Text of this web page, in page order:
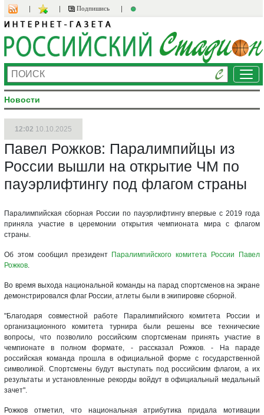
Подпишись
Новости
12:02 10.10.2025
Павел Рожков: Паралимпийцы из
России вышли на открытие ЧМ по
пауэрлифтингу под флагом страны
Паралимпийская сборная России по пауэрлифтингу впервые с 2019 года
приняла участие в церемонии открытия чемпионата мира с флагом
страны.
Об этом сообщил президент Паралимпийского комитета России
Павел
Рожков.
Во время выхода национальной команды на парад спортсменов на экране
демонстрировался флаг России, атлеты были в экипировке сборной.
"Благодаря совместной работе Паралимпийского комитета России и
организационного комитета турнира были решены все технические
вопросы, что позволило российским спортсменам принять участие в
чемпионате в полном формате, - рассказал Рожков. - На параде
российская команда прошла в официальной форме с государственной
символикой. Спортсмены будут выступать под российским флагом, а их
результаты и установленные рекорды войдут в официальный медальный
зачет".
Рожков отметил, что национальная атрибутика придала мотивации